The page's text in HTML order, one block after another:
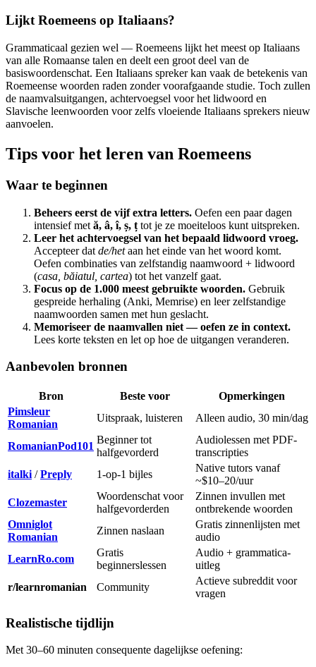
Lijkt Roemeens op Italiaans?
Grammaticaal gezien wel — Roemeens lijkt het meest op Italiaans
van alle Romaanse talen en deelt een groot deel van de
basiswoordenschat. Een Italiaans spreker kan vaak de betekenis van
Roemeense woorden raden zonder voorafgaande studie. Toch zullen
de naamvalsuitgangen, achtervoegsel voor het lidwoord en
Slavische leenwoorden voor zelfs vloeiende Italiaans sprekers nieuw
aanvoelen.
Tips voor het leren van Roemeens
Waar te beginnen
Beheers eerst de vijf extra letters. Oefen een paar dagen
intensief met ă, â, î, ș, ț tot je ze moeiteloos kunt uitspreken.
Leer het achtervoegsel van het bepaald lidwoord vroeg.
Accepteer dat de/hetaan het einde van het woord komt.
Oefen combinaties van zelfstandig naamwoord + lidwoord
(casa, băiatul, cartea) tot het vanzelf gaat.
Focus op de 1.000 meest gebruikte woorden. Gebruik
gespreide herhaling (Anki, Memrise) en leer zelfstandige
naamwoorden samen met hun geslacht.
Memoriseer de naamvallen niet — oefen ze in context.
Lees korte teksten en let op hoe de uitgangen veranderen.
Aanbevolen bronnen
Bron Beste voor
Opmerkingen
Pimsleur
Romanian
Uitspraak, luisteren Alleen audio, 30 min/dag
RomanianPod101
Beginner tot
halfgevorderd
Audiolessen met PDF-
transcripties
italki /Preply 1-op-1 bijles
Native tutors vanaf
~$10–20/uur
Clozemaster
Woordenschat voor
halfgevorderden
Zinnen invullen met
ontbrekende woorden
Omniglot
Romanian
Zinnen naslaan
Gratis zinnenlijsten met
audio
LearnRo.com
Gratis
beginnerslessen
Audio + grammatica-
uitleg
r/learnromanian
Community
Actieve subreddit voor
vragen
Realistische tijdlijn
Met 30–60 minuten consequente dagelijkse oefening: